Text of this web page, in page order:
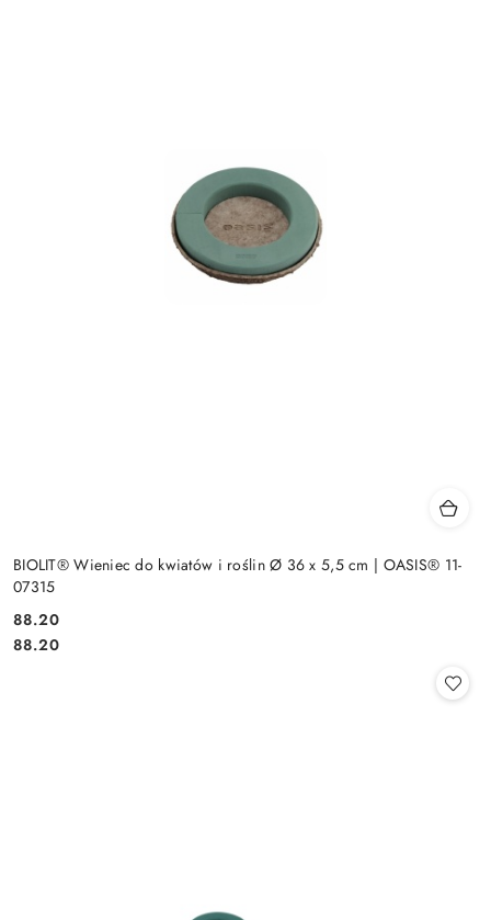
BIOLIT® Wieniec do kwiatów i roślin Ø 36 x 5,5 cm | OASIS® 11-
07315
Cena:
88.20
Cena:
88.20